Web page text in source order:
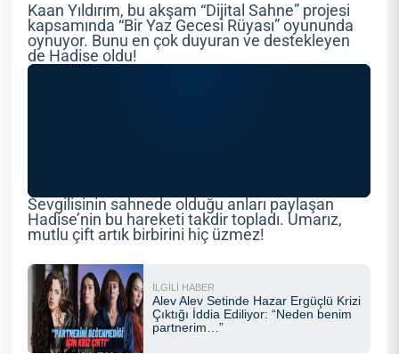
Kaan Yıldırım, bu akşam “Dijital Sahne” projesi
kapsamında “Bir Yaz Gecesi Rüyası” oyununda
oynuyor. Bunu en çok duyuran ve destekleyen
de Hadise oldu!
Sevgilisinin sahnede olduğu anları paylaşan
Hadise’nin bu hareketi takdir topladı. Umarız,
mutlu çift artık birbirini hiç üzmez!